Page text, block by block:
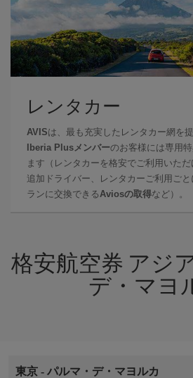
レンタカー
AVISは、最も充実したレンタカー網を
Iberia Plusメンバーのお客様には専用
ます（レンタカーを格安でご利用いた
追加ドライバー、レンタカーご利用ご
ランに交換できる Aviosの取得など）。
格安航空券 アジ
デ・マヨ
東京 - パルマ・デ・マヨルカ